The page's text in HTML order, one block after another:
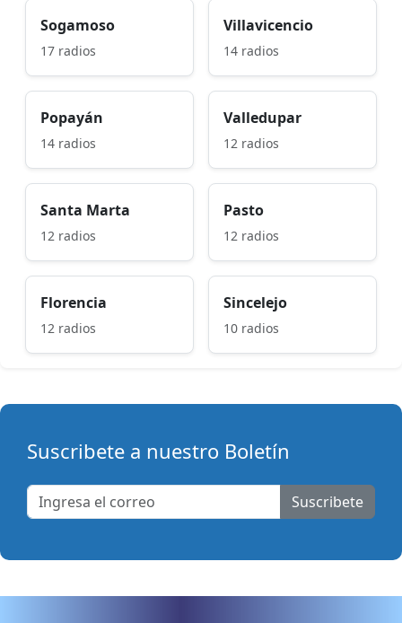
Sogamoso
17 radios
Villavicencio
14 radios
Popayán
14 radios
Valledupar
12 radios
Santa Marta
12 radios
Pasto
12 radios
Florencia
12 radios
Sincelejo
10 radios
Suscribete a nuestro Boletín
Suscribete